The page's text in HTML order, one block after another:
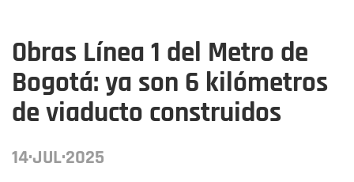
Obras Línea 1 del Metro de
Bogotá: ya son 6 kilómetros
de viaducto construidos
14·JUL·2025